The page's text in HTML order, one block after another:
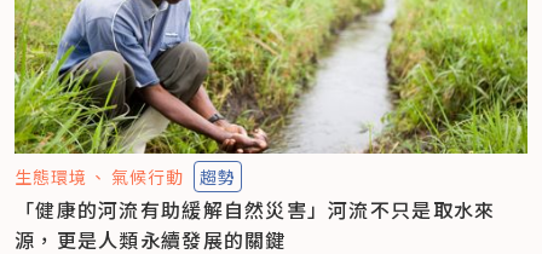
生態環境 氣候行動 趨勢
「健康的河流有助緩解自然災害」河流不只是取水來
源，更是人類永續發展的關鍵